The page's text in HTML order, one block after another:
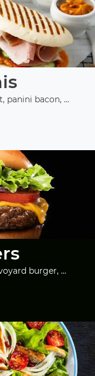
panini bacon, ...
burger, ...